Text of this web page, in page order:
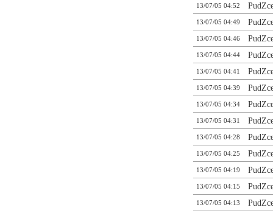
13/07/05 04:52
13/07/05 04:49
13/07/05 04:46
13/07/05 04:44
13/07/05 04:41
13/07/05 04:39
13/07/05 04:34
13/07/05 04:31
13/07/05 04:28
13/07/05 04:25
13/07/05 04:19
13/07/05 04:15
13/07/05 04:13